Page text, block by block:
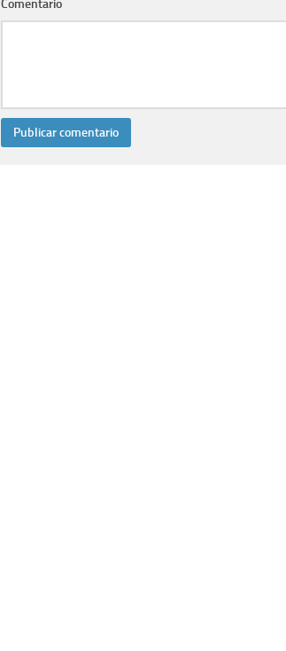
Comentario